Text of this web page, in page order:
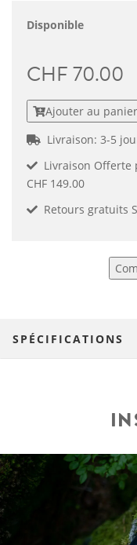
Disponible
CHF 70.00
Ajouter au panier
Livraison: 3-5
Livraison Offerte
CHF 149.00
Retours gratuits
SPÉCIFICATIONS